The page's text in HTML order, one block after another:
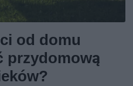
od domu
przydomową